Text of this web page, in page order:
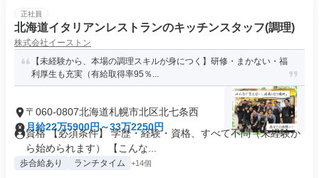
正社員
北海道イタリアンレストランのキッチンスタッフ(調理)
株式会社イーストン
【未経験から、本場の調理スキルが身につく】研修・まかない・福
利厚生も充実（有給取得率95％...
〒060-0807北海道札幌市北区北七条西
月給22万5900円～33万2250円
資格 【必須条件】 学歴・経験・資格、すべて不問（未経験か
ら始められます） 【こんな...
歩合給あり ランチタイム +14個